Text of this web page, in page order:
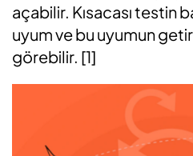
açabilir. Kısacası testin
uyum ve bu uyumun
görebilir. [1]